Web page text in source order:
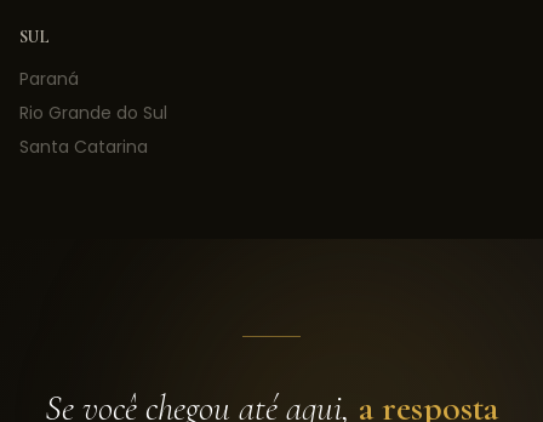
SUL
Paraná
Rio Grande do Sul
Santa Catarina
Se você chegou até aqui, a resposta